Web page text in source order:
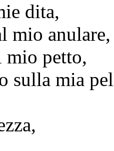
dita,
mio anulare,
mio petto,
sulla mia